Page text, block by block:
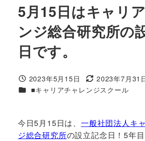
5月15日はキャリ
ンジ総合研究所の
日です。
投稿日2023年5月15日 更新日2023年7月31
カテゴリー
■キャリアチャレンジスクール
今日5月15日は、 一般社団法人キ
ジ総合研究所の設立記念日！5年